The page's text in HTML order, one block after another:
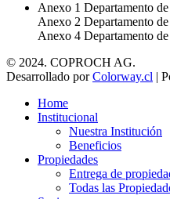
Anexo 1 Departamento
Anexo 2 Departamento
Anexo 4 Departamento
© 2024. COPROCH AG.
Desarrollado porColorway.cl |
Home
Institucional
Nuestra Institución
Beneficios
Propiedades
Entrega de
Todas las